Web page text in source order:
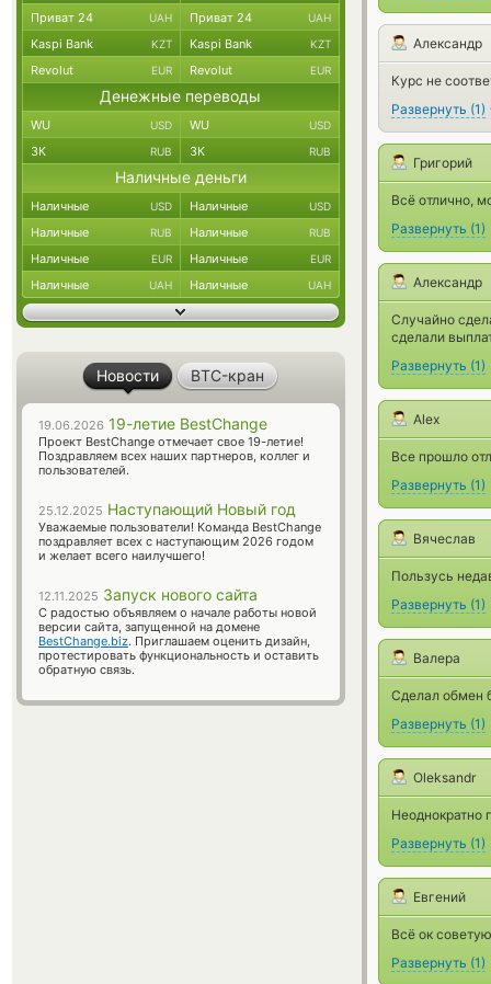
Александр
Курс не
Развернуть (1)
Григорий
Всё отлично,
Развернуть (1)
Александр
Случайно
сделали
Развернуть (1)
Alex
Все прошло
Развернуть (1)
Вячеслав
Пользусь
Развернуть (1)
Валера
Сделал обмен
Развернуть (1)
Oleksandr
Неоднократно
Развернуть (1)
Евгений
Всё ок
Развернуть (1)
Приват 24 UAH Приват 24 UAH
Kaspi Bank KZT Kaspi Bank KZT
Revolut EUR Revolut EUR
Денежные переводы
WU USD WU USD
ЗК RUB ЗК RUB
Наличные деньги
Наличные USD Наличные USD
Наличные RUB Наличные RUB
Наличные EUR Наличные EUR
Наличные UAH Наличные UAH
Новости BTC-кран
19.06.2026 19-летие BestChange
Проект BestChange отмечает свое 19-летие!
Поздравляем всех наших партнеров, коллег и
пользователей.
25.12.2025 Наступающий Новый год
Уважаемые пользователи! Команда BestChange
поздравляет всех с наступающим 2026 годом
и желает всего наилучшего!
12.11.2025 Запуск нового сайта
С радостью объявляем о начале работы новой
версии сайта, запущенной на домене
BestChange.biz. Приглашаем оценить дизайн,
протестировать функциональность и оставить
обратную связь.